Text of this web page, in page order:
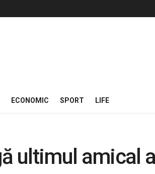
ECONOMIC SPORT LIFE
ultimul amical